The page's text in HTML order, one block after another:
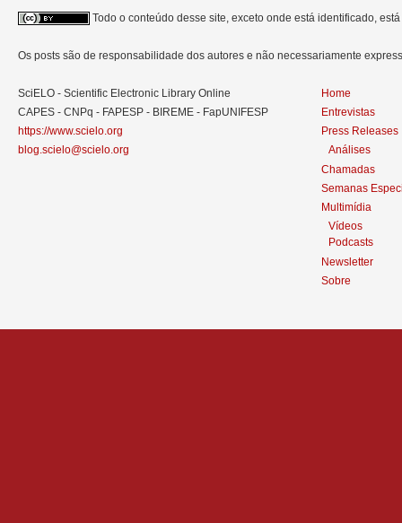
Todo o conteúdo desse site, exceto onde está identificado,
Os posts são de responsabilidade dos autores e não necessariamente
SciELO - Scientific Electronic Library Online
CAPES - CNPq - FAPESP - BIREME - FapUNIFESP
https://www.scielo.org
blog.scielo@scielo.org
Home
Entrevistas
Press Releases
Análises
Chamadas
Semanas
Multimídia
Vídeos
Podcasts
Newsletter
Sobre